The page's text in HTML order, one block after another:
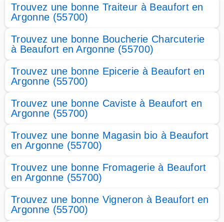
Trouvez une bonne Traiteur à Beaufort en
Argonne (55700)
Trouvez une bonne Boucherie Charcuterie
à Beaufort en Argonne (55700)
Trouvez une bonne Epicerie à Beaufort en
Argonne (55700)
Trouvez une bonne Caviste à Beaufort en
Argonne (55700)
Trouvez une bonne Magasin bio à Beaufort
en Argonne (55700)
Trouvez une bonne Fromagerie à Beaufort
en Argonne (55700)
Trouvez une bonne Vigneron à Beaufort en
Argonne (55700)